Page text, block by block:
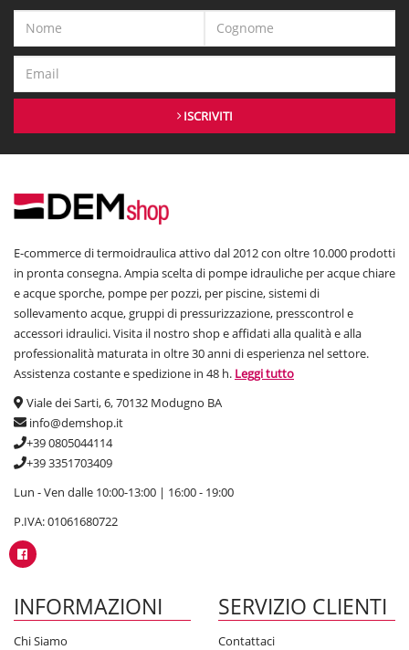
ISCRIVITI
E-commerce di termoidraulica attivo dal 2012 con oltre 10.000 prodotti
in pronta consegna. Ampia scelta di pompe idrauliche per acque chiare
e acque sporche, pompe per pozzi, per piscine, sistemi di
sollevamento acque, gruppi di pressurizzazione, presscontrol e
accessori idraulici. Visita il nostro shop e affidati alla qualità e alla
professionalità maturata in oltre 30 anni di esperienza nel settore.
Assistenza costante e spedizione in 48 h. Leggi tutto
Viale dei Sarti, 6, 70132 Modugno BA
info@demshop.it
+39 0805044114
+39 3351703409
Lun - Ven dalle 10:00-13:00 | 16:00 - 19:00
P.IVA: 01061680722
INFORMAZIONI
Chi Siamo
SERVIZIO CLIENTI
Contattaci